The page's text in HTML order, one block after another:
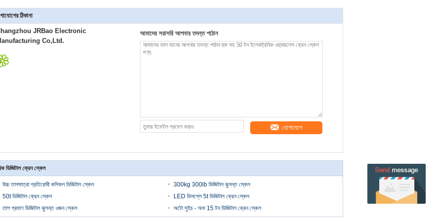
ঠিকানা
JRBao Electronic
Co,Ltd.
আমাদের সরাসরি আপনার তদন্ত পাঠান
যোগাযোগ
ডিজিটাল ক্রেন স্কেল
উচ্চ তাপমাত্রা প্রতিরোধী কপিকল ডিজিটাল স্কেল
300kg 300lb ডিজিটাল ঝুলন্ত স্কেল
50t ডিজিটাল ক্রেন স্কেল
LED ডিসপ্লে 5t ডিজিটাল ক্রেন স্কেল
তাপ প্রমাণ ডিজিটাল ঝুলন্ত ওজন স্কেল
অটো সুইচ - অফ 15 টন ডিজিটাল ক্রেন স্কেল